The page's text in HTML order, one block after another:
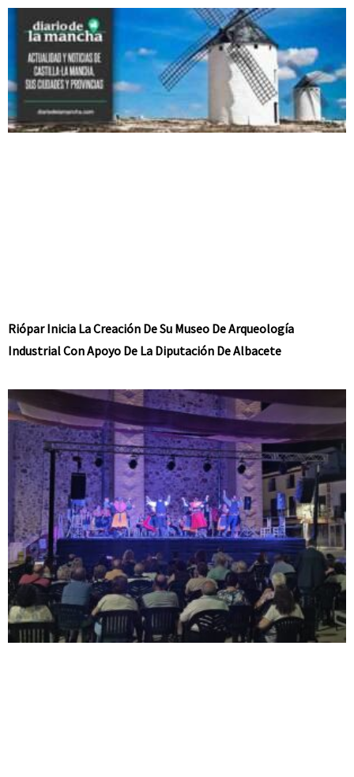
Riópar Inicia La Creación De Su Museo De Arqueología
Industrial Con Apoyo De La Diputación De Albacete